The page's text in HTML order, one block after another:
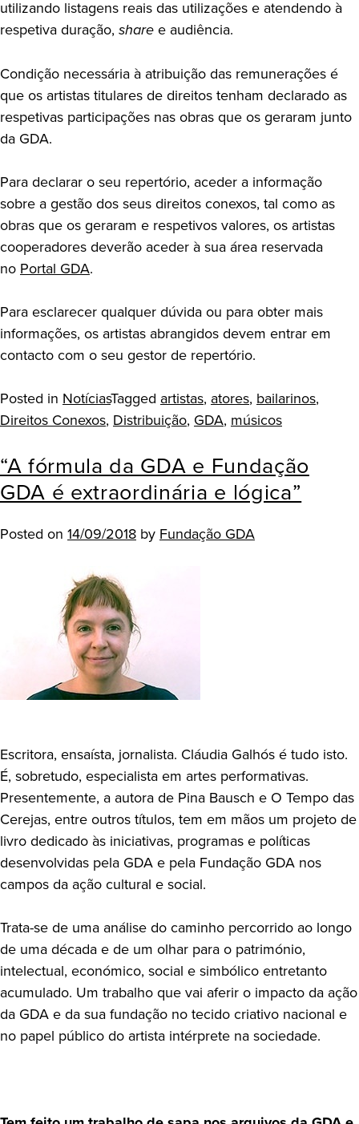
utilizando listagens reais das utilizações e atendendo à
respetiva duração, share e audiência.
Condição necessária à atribuição das remunerações é
que os artistas titulares de direitos tenham declarado as
respetivas participações nas obras que os geraram junto
da GDA.
Para declarar o seu repertório, aceder a informação
sobre a gestão dos seus direitos conexos, tal como as
obras que os geraram e respetivos valores, os artistas
cooperadores deverão aceder à sua área reservada
no Portal GDA.
Para esclarecer qualquer dúvida ou para obter mais
informações, os artistas abrangidos devem entrar em
contacto com o seu gestor de repertório.
Posted in NotíciasTagged artistas, atores, bailarinos,
Direitos Conexos, Distribuição, GDA, músicos
“A fórmula da GDA e Fundação
GDA é extraordinária e lógica”
Posted on 14/09/2018 by Fundação GDA
Escritora, ensaísta, jornalista. Cláudia Galhós é tudo isto.
É, sobretudo, especialista em artes performativas.
Presentemente, a autora de Pina Bausch e O Tempo das
Cerejas, entre outros títulos, tem em mãos um projeto de
livro dedicado às iniciativas, programas e políticas
desenvolvidas pela GDA e pela Fundação GDA nos
campos da ação cultural e social.
Trata-se de uma análise do caminho percorrido ao longo
de uma década e de um olhar para o património,
intelectual, económico, social e simbólico entretanto
acumulado. Um trabalho que vai aferir o impacto da ação
da GDA e da sua fundação no tecido criativo nacional e
no papel público do artista intérprete na sociedade.